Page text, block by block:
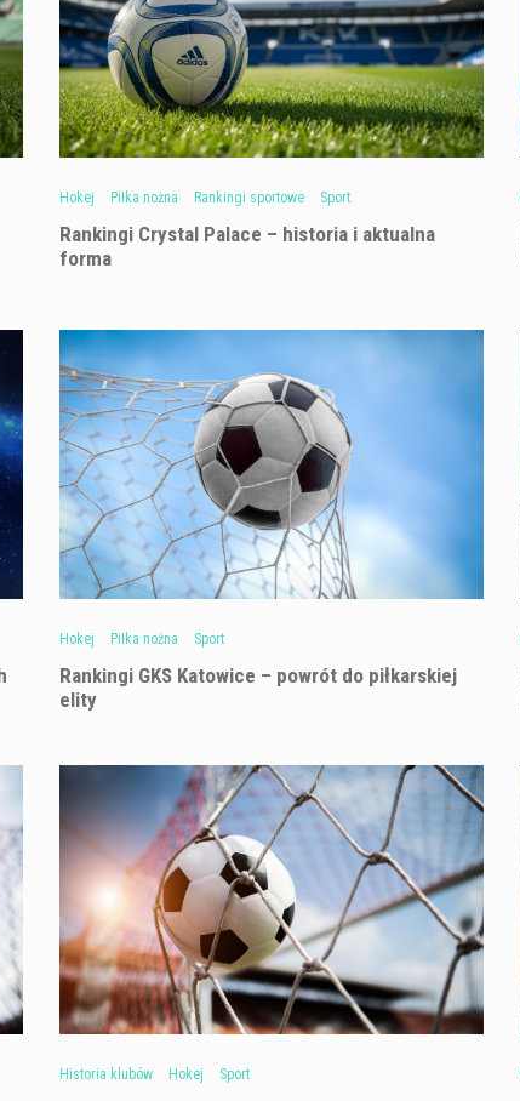
Hokej Piłka nożna Rankingi sportowe Sport
Rankingi Crystal Palace – historia i aktualna
forma
Hokej Piłka nożna Sport
Rankingi GKS Katowice – powrót do piłkarskiej
elity
Historia klubów Hokej Sport